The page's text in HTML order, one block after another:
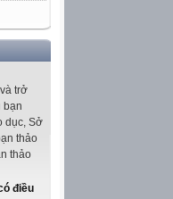
trở
bạn
dục, Sở
thảo
thảo
điều